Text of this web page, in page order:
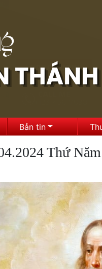
Bản tin
Thứ